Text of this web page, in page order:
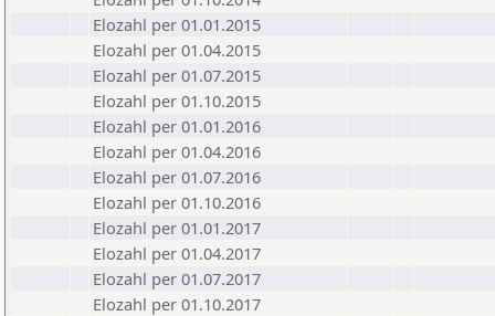
Elozahl per 01.01.2015
Elozahl per 01.04.2015
Elozahl per 01.07.2015
Elozahl per 01.10.2015
Elozahl per 01.01.2016
Elozahl per 01.04.2016
Elozahl per 01.07.2016
Elozahl per 01.10.2016
Elozahl per 01.01.2017
Elozahl per 01.04.2017
Elozahl per 01.07.2017
Elozahl per 01.10.2017